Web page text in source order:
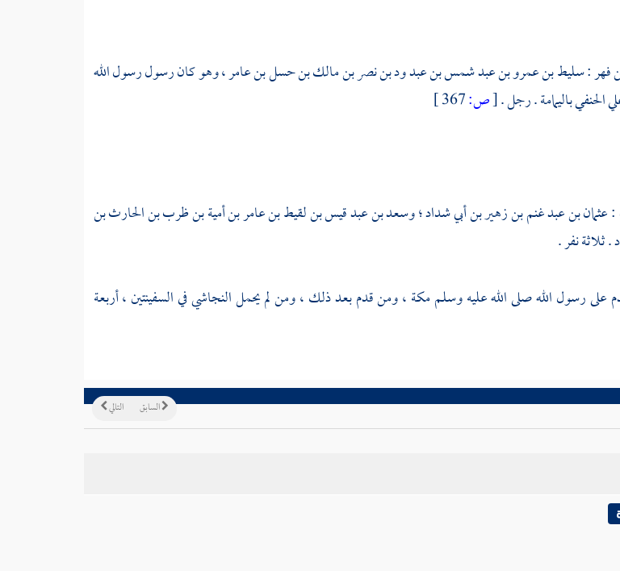
فهر:سليط بن عمرو بن عبد شمس بن عبد ود بن نصر بن مالك بن حسل بن عامر، وهو كان رسول رسول الله
الحنفيباليمامة. رجل .[ص:
:عثمان بن عبد غنم بن زهير بن أبي شداد؛وسعد بن عبد قيس بن لقيط بن عامر بن أمية بن ظرب بن الحارث بن
. ثلاثة نفر .
على رسول الله صلى الله عليه وسلممكة، ومن قدم بعد ذلك ، ومن لم يحملالنجاشيفي السفينتين ، أربعة
التالي السابق